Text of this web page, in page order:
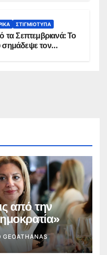
ΣΤΙΓΜΙΌΤΥΠΑ
τα Σεπτεμβριανά: Το
τον
από την
GEOATHANAS